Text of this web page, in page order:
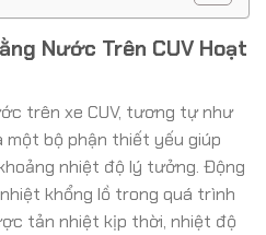
Nước Trên CUV Hoạt
trên xe CUV, tương tự như
bộ phận thiết yếu giúp
nhiệt độ lý tưởng. Động
khổng lồ trong quá trình
tản nhiệt kịp thời, nhiệt độ